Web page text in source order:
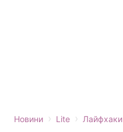
Новини › Lite › Лайфхаки